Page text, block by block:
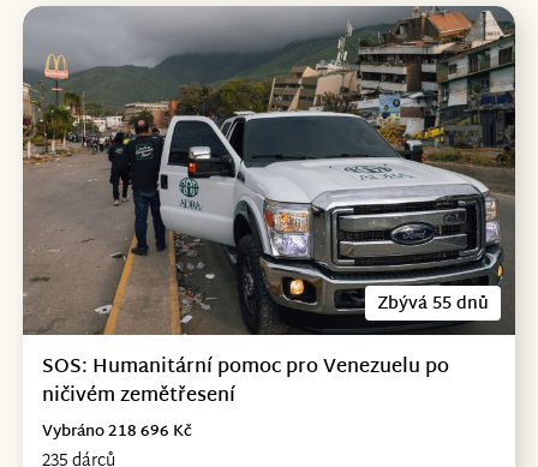
Zbývá 55 dnů
SOS: Humanitární pomoc pro Venezuelu po
ničivém zemětřesení
Vybráno 218 696 Kč